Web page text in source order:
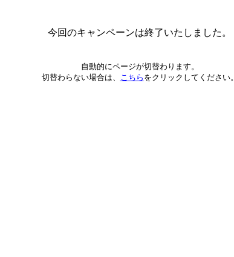
今回のキャンペーンは終了いたしました。
自動的にページが切替わります。
切替わらない場合は、 こちら をクリックしてください。